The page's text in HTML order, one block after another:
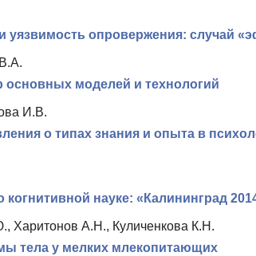
уязвимость опровержения: случай
основных моделей и технологий
И.В.
о типах знания и опыта в
науке: «Калининград
Харитонов А.Н., Куличенкова К.Н.
тела у мелких млекопитающих